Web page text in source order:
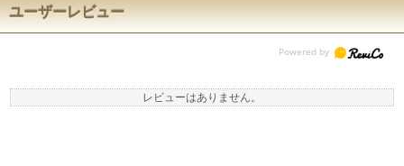
ユーザーレビュー
レビューはありません。